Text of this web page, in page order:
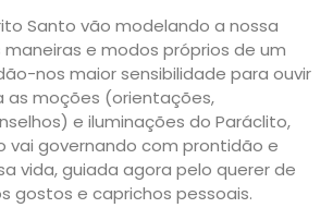
Santo vão modelando a nossa
e modos próprios de um
nos maior sensibilidade para ouvir
as moções (orientações,
e iluminações do Paráclito,
vai governando com prontidão e
vida, guiada agora pelo querer de
gostos e caprichos pessoais.